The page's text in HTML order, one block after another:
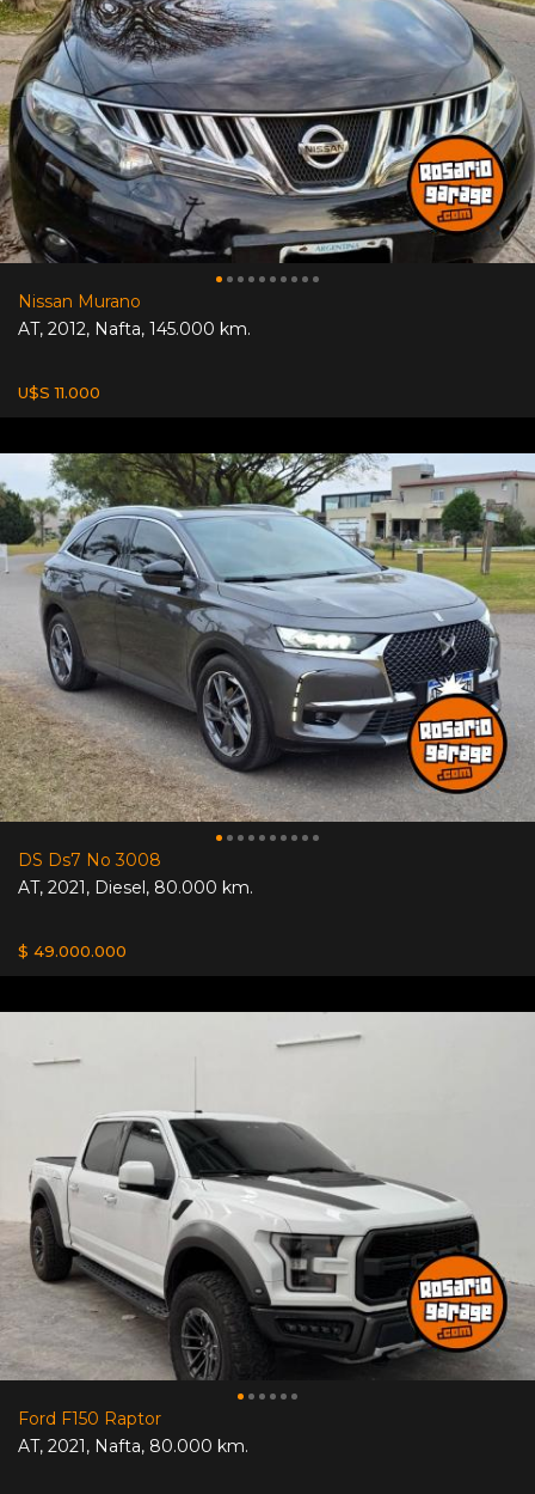
Nissan Murano
AT, 2012, Nafta, 145.000 km.
U$S 11.000
DS Ds7 No 3008
AT, 2021, Diesel, 80.000 km.
$ 49.000.000
Ford F150 Raptor
AT, 2021, Nafta, 80.000 km.